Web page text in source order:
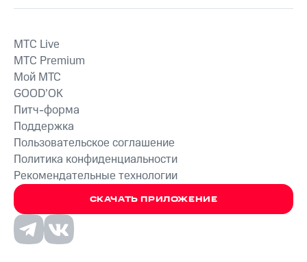
СКАЧАТЬ ПРИЛОЖЕНИЕ
MTС Live
MTС Premium
Мой МТС
GOOD’OK
Питч-форма
Поддержка
Пользовательское соглашение
Политика конфиденциальности
Рекомендательные технологии